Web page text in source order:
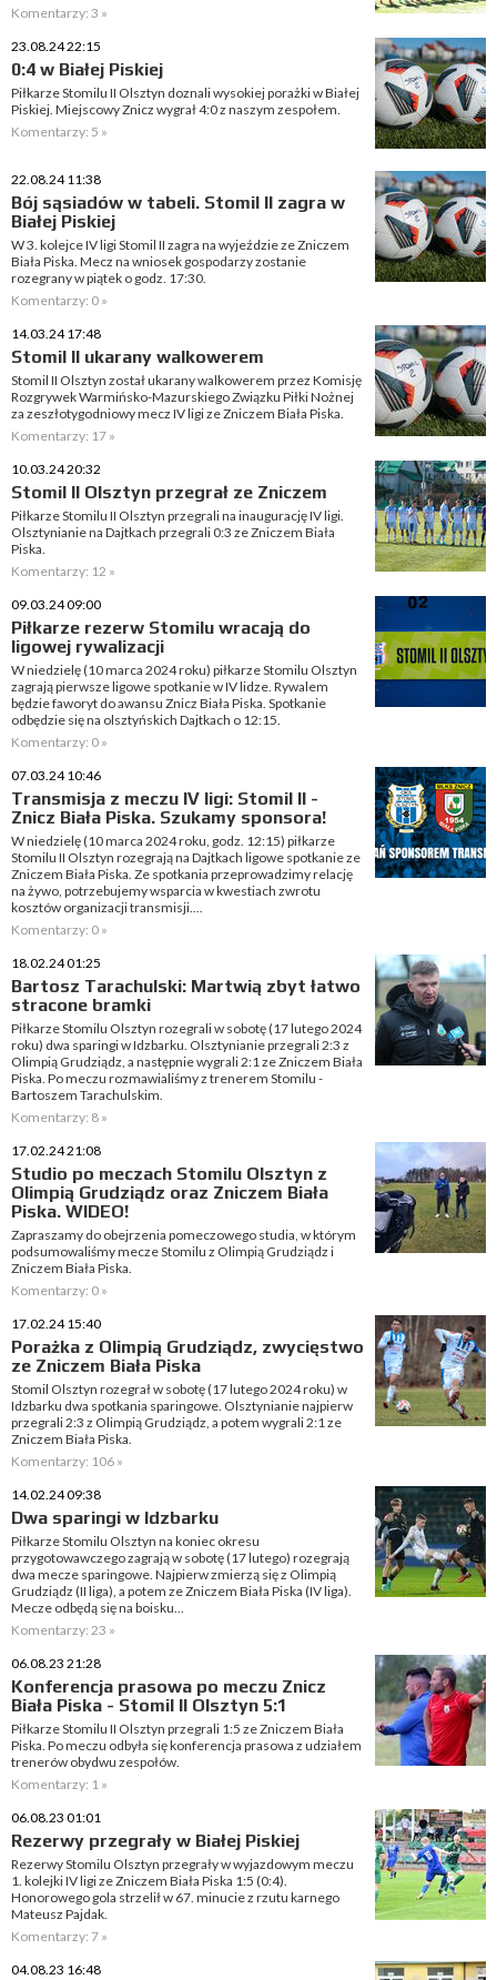
Komentarzy: 3 »
23.08.24 22:15
0:4 w Białej Piskiej
Piłkarze Stomilu II Olsztyn doznali wysokiej porażki w Białej
Piskiej. Miejscowy Znicz wygrał 4:0 z naszym zespołem.
Komentarzy: 5 »
22.08.24 11:38
Bój sąsiadów w tabeli. Stomil II zagra w
Białej Piskiej
W 3. kolejce IV ligi Stomil II zagra na wyjeździe ze Zniczem
Biała Piska. Mecz na wniosek gospodarzy zostanie
rozegrany w piątek o godz. 17:30.
Komentarzy: 0 »
14.03.24 17:48
Stomil II ukarany walkowerem
Stomil II Olsztyn został ukarany walkowerem przez Komisję
Rozgrywek Warmińsko-Mazurskiego Związku Piłki Nożnej
za zeszłotygodniowy mecz IV ligi ze Zniczem Biała Piska.
Komentarzy: 17 »
10.03.24 20:32
Stomil II Olsztyn przegrał ze Zniczem
Piłkarze Stomilu II Olsztyn przegrali na inaugurację IV ligi.
Olsztynianie na Dajtkach przegrali 0:3 ze Zniczem Biała
Piska.
Komentarzy: 12 »
09.03.24 09:00
Piłkarze rezerw Stomilu wracają do
ligowej rywalizacji
W niedzielę (10 marca 2024 roku) piłkarze Stomilu Olsztyn
zagrają pierwsze ligowe spotkanie w IV lidze. Rywalem
będzie faworyt do awansu Znicz Biała Piska. Spotkanie
odbędzie się na olsztyńskich Dajtkach o 12:15.
Komentarzy: 0 »
07.03.24 10:46
Transmisja z meczu IV ligi: Stomil II -
Znicz Biała Piska. Szukamy sponsora!
W niedzielę (10 marca 2024 roku, godz. 12:15) piłkarze
Stomilu II Olsztyn rozegrają na Dajtkach ligowe spotkanie ze
Zniczem Biała Piska. Ze spotkania przeprowadzimy relację
na żywo, potrzebujemy wsparcia w kwestiach zwrotu
kosztów organizacji transmisji....
Komentarzy: 0 »
18.02.24 01:25
Bartosz Tarachulski: Martwią zbyt łatwo
stracone bramki
Piłkarze Stomilu Olsztyn rozegrali w sobotę (17 lutego 2024
roku) dwa sparingi w Idzbarku. Olsztynianie przegrali 2:3 z
Olimpią Grudziądz, a następnie wygrali 2:1 ze Zniczem Biała
Piska. Po meczu rozmawialiśmy z trenerem Stomilu -
Bartoszem Tarachulskim.
Komentarzy: 8 »
17.02.24 21:08
Studio po meczach Stomilu Olsztyn z
Olimpią Grudziądz oraz Zniczem Biała
Piska. WIDEO!
Zapraszamy do obejrzenia pomeczowego studia, w którym
podsumowaliśmy mecze Stomilu z Olimpią Grudziądz i
Zniczem Biała Piska.
Komentarzy: 0 »
17.02.24 15:40
Porażka z Olimpią Grudziądz, zwycięstwo
ze Zniczem Biała Piska
Stomil Olsztyn rozegrał w sobotę (17 lutego 2024 roku) w
Idzbarku dwa spotkania sparingowe. Olsztynianie najpierw
przegrali 2:3 z Olimpią Grudziądz, a potem wygrali 2:1 ze
Zniczem Biała Piska.
Komentarzy: 106 »
14.02.24 09:38
Dwa sparingi w Idzbarku
Piłkarze Stomilu Olsztyn na koniec okresu
przygotowawczego zagrają w sobotę (17 lutego) rozegrają
dwa mecze sparingowe. Najpierw zmierzą się z Olimpią
Grudziądz (II liga), a potem ze Zniczem Biała Piska (IV liga).
Mecze odbędą się na boisku...
Komentarzy: 23 »
06.08.23 21:28
Konferencja prasowa po meczu Znicz
Biała Piska - Stomil II Olsztyn 5:1
Piłkarze Stomilu II Olsztyn przegrali 1:5 ze Zniczem Biała
Piska. Po meczu odbyła się konferencja prasowa z udziałem
trenerów obydwu zespołów.
Komentarzy: 1 »
06.08.23 01:01
Rezerwy przegrały w Białej Piskiej
Rezerwy Stomilu Olsztyn przegrały w wyjazdowym meczu
1. kolejki IV ligi ze Zniczem Biała Piska 1:5 (0:4).
Honorowego gola strzelił w 67. minucie z rzutu karnego
Mateusz Pajdak.
Komentarzy: 7 »
04.08.23 16:48